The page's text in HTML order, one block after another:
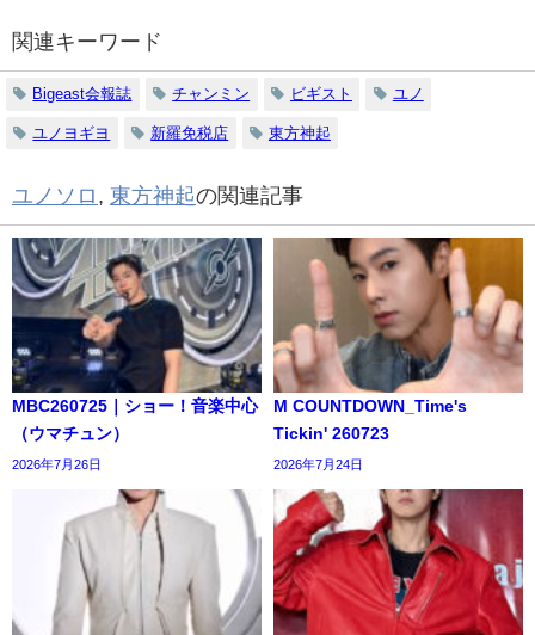
関連キーワード
Bigeast会報誌 チャンミン ビギスト ユノ
ユノヨギヨ 新羅免税店 東方神起
ユノソロ , 東方神起の関連記事
MBC260725｜ショー！音楽中心
（ウマチュン）
2026年7月26日
M COUNTDOWN_Time's
Tickin' 260723
2026年7月24日